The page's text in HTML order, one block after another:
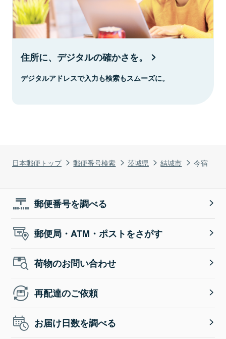
日本郵便トップ 郵便番号検索 茨城県 結城市 今宿
住所に、デジタルの確かさを。
デジタルアドレスで入力も検索もスムーズに。
郵便番号を調べる
郵便局・ATM・ポストをさがす
荷物のお問い合わせ
再配達のご依頼
お届け日数を調べる